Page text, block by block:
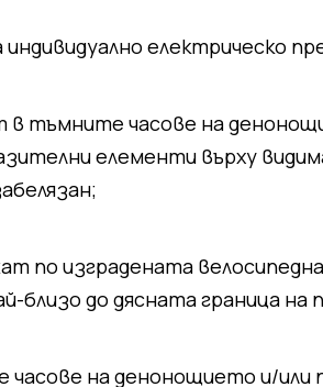
електрическо
в тъмните часове на
елементи върху
по изградената
близо до дясната граница
часове на денонощието и/или